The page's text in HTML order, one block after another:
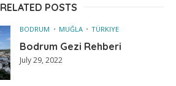
RELATED POSTS
BODRUM MUĞLA TÜRKIYE
Bodrum Gezi Rehberi
July 29, 2022